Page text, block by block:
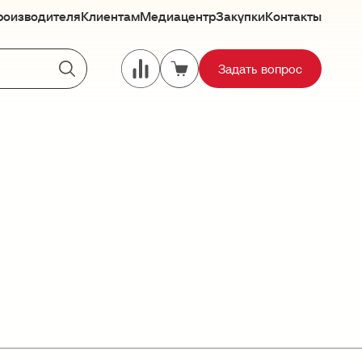
КлиентамМедиацентрЗакупкиКонтакты
Задать вопрос